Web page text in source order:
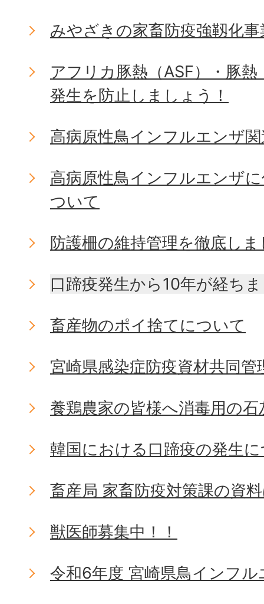
みやざきの家畜防疫強靱化事
アフリカ豚熱（ASF）・豚
発生を防止しましょう！
高病原性鳥インフルエンザ
高病原性鳥インフルエンザ
ついて
防護柵の維持管理を徹底し
口蹄疫発生から10年が経ち
畜産物のポイ捨てについて
宮崎県感染症防疫資材共同管
養鶏農家の皆様へ消毒用の
韓国における口蹄疫の発生
畜産局 家畜防疫対策課の資
獣医師募集中！！
令和6年度 宮崎県鳥インフ